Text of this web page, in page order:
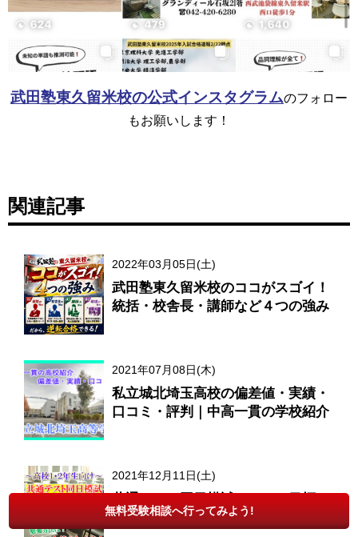
武田塾東久留米校の公式インスタグラムのフォロー
もお願いします！
関連記事
2022年03月05日(土)
武田塾東久留米校のココがスゴイ！
統括・校舎長・講師など４つの強み
2021年07月08日(木)
私立城北埼玉高校の偏差値・実績・
口コミ・評判｜中高一貫の学校紹介
2021年12月11日(土)
対策・復習・活用方法・メリット
無料受験相談へ行ってみよう!